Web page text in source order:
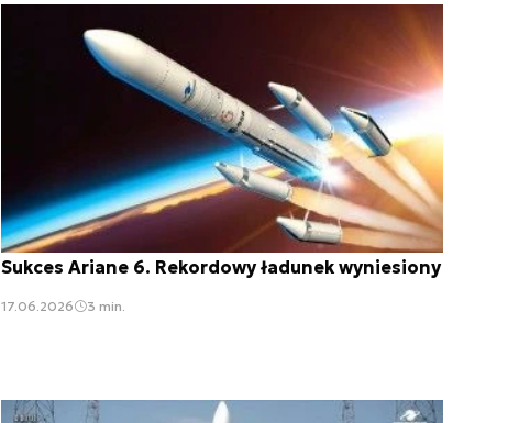
Sukces Ariane 6. Rekordowy ładunek wyniesiony
17.06.2026 3 min.